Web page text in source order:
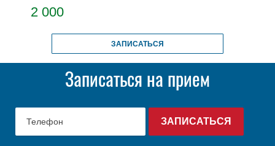
2 000
ЗАПИСАТЬСЯ
Записаться на прием